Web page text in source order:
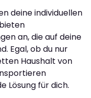
deine individuellen
an, die auf deine
Egal, ob du nur
Haushalt von
Lösung für dich.